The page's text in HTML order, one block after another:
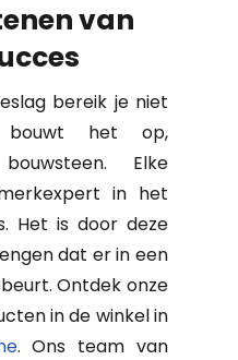
van
bereik je niet
het op,
Elke
in het
Het is door deze
dat er in een
Ontdek onze
in de winkel in
. Ons team van